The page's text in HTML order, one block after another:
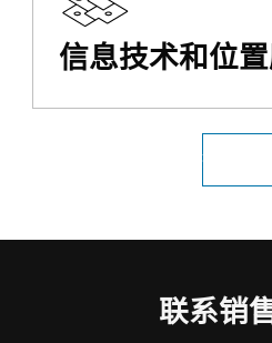
信息技术和位
探索所有
联系销